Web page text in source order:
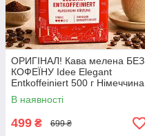
ОРИГІНАЛ! Кава мелена БЕЗ
КОФЕЇНУ Idee Elegant
Entkoffeiniert 500 г Німеччина
J. J. Darboven (Idee Decaf
Idee Decaffeinated)
В наявності
499 ₴ 699 ₴